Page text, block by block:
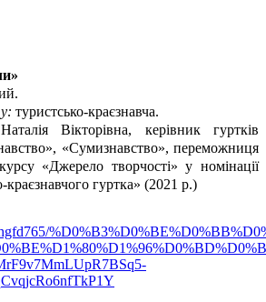
туристсько-краєзнавча.
Вікторівна, керівник гуртків
«Сумизнавство», переможниця
«Джерело творчості» у номінації
краєзнавчого гуртка» (2021 р.)